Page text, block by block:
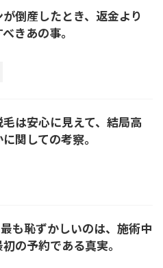
倒産したとき、返金より
きあの事。
は安心に見えて、結局高
関しての考察。
も恥ずかしいのは、施術中
の予約である真実。